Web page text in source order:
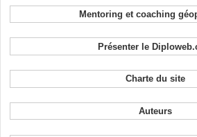
Mentoring et coaching
Présenter le
Charte du site
Auteurs